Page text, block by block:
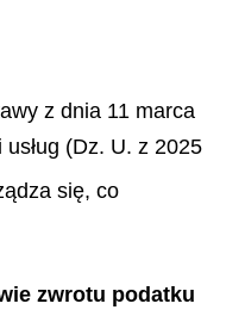
z dnia 11 marca
(Dz. U. z 2025
się, co
zwrotu podatku